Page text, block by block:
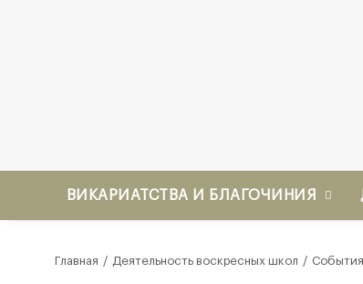
ВИКАРИАТСТВА И БЛАГОЧИНИЯ
Главная Деятельность воскресных школ